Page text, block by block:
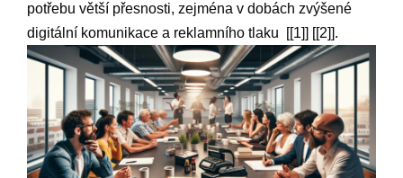
potřebu větší přesnosti, zejména v dobách zvýšené
digitální komunikace a reklamního tlaku ‍ [[1]] [[2]].